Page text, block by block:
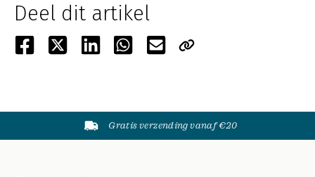
Deel dit artikel
Gratis verzending vanaf €20